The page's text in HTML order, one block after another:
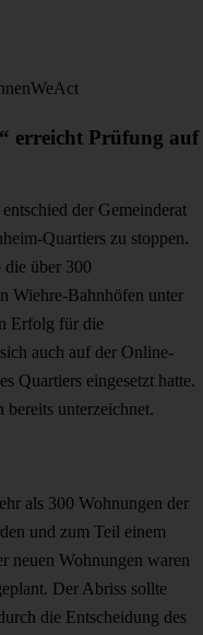
WeAct
erreicht Prüfung auf
der Gemeinderat
Quartiers zu stoppen.
über 300
Wiehre-Bahnhöfen unter
Erfolg für die
auch auf der Online-
Quartiers eingesetzt hatte.
unterzeichnet.
als 300 Wohnungen der
und zum Teil einem
neuen Wohnungen waren
Der Abriss sollte
die Entscheidung des